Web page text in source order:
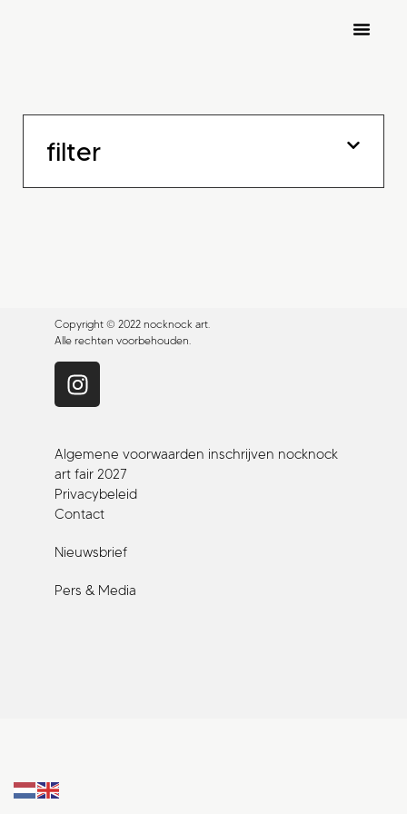
filter
Copyright © 2022 nocknock art.
Alle rechten voorbehouden.
Algemene voorwaarden inschrijven nocknock
art fair 2027
Privacybeleid
Contact
Nieuwsbrief
Pers & Media